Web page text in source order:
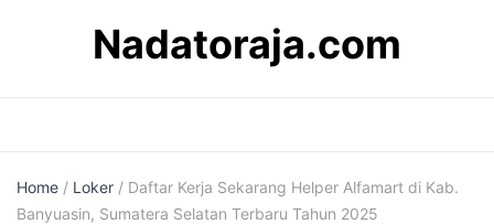
Nadatoraja.com
Home / Loker / Daftar Kerja Sekarang Helper Alfamart di Kab.
Banyuasin, Sumatera Selatan Terbaru Tahun 2025